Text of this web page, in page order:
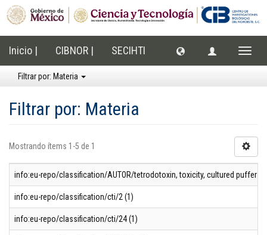
Inicio | CIBNOR | SECIHTI
Filtrar por: Materia
Filtrar por: Materia
Mostrando ítems 1-5 de 1
info:eu-repo/classification/AUTOR/tetrodotoxin, toxicity, cultured puffer
info:eu-repo/classification/cti/2 (1)
info:eu-repo/classification/cti/24 (1)